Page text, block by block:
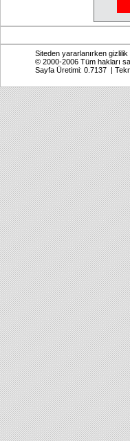
Siteden yararlanırken gizlilik
© 2000-2006 Tüm hakları
Sayfa Üretimi: 0.7137 |